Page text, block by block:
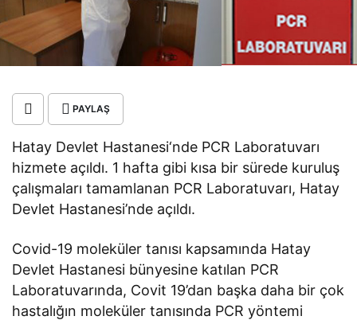
PAYLAŞ
Hatay Devlet Hastanesi‘nde PCR Laboratuvarı
hizmete açıldı. 1 hafta gibi kısa bir sürede kuruluş
çalışmaları tamamlanan PCR Laboratuvarı, Hatay
Devlet Hastanesi’nde açıldı.
Covid-19 moleküler tanısı kapsamında Hatay
Devlet Hastanesi bünyesine katılan PCR
Laboratuvarında, Covit 19’dan başka daha bir çok
hastalığın moleküler tanısında PCR yöntemi